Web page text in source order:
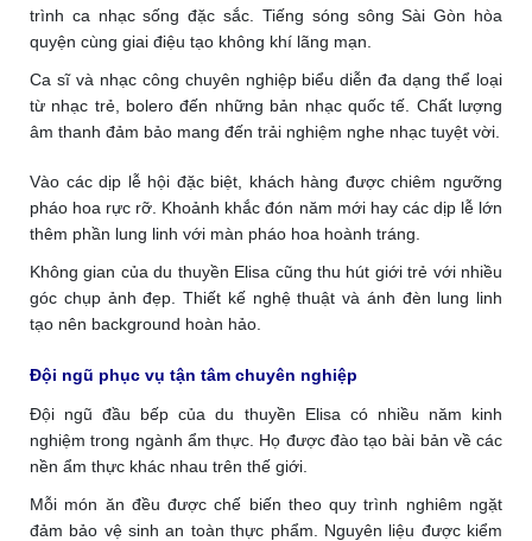
trình ca nhạc sống đặc sắc. Tiếng sóng sông Sài Gòn hòa
quyện cùng giai điệu tạo không khí lãng mạn.
Ca sĩ và nhạc công chuyên nghiệp biểu diễn đa dạng thể loại
từ nhạc trẻ, bolero đến những bản nhạc quốc tế. Chất lượng
âm thanh đảm bảo mang đến trải nghiệm nghe nhạc tuyệt vời.
Vào các dịp lễ hội đặc biệt, khách hàng được chiêm ngưỡng
pháo hoa rực rỡ. Khoảnh khắc đón năm mới hay các dịp lễ lớn
thêm phần lung linh với màn pháo hoa hoành tráng.
Không gian của du thuyền Elisa cũng thu hút giới trẻ với nhiều
góc chụp ảnh đẹp. Thiết kế nghệ thuật và ánh đèn lung linh
tạo nên background hoàn hảo.
Đội ngũ phục vụ tận tâm chuyên nghiệp
Đội ngũ đầu bếp của du thuyền Elisa có nhiều năm kinh
nghiệm trong ngành ẩm thực. Họ được đào tạo bài bản về các
nền ẩm thực khác nhau trên thế giới.
Mỗi món ăn đều được chế biến theo quy trình nghiêm ngặt
đảm bảo vệ sinh an toàn thực phẩm. Nguyên liệu được kiểm